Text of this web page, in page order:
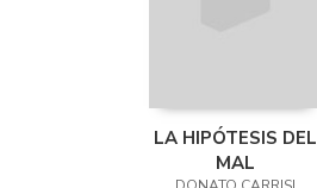
LA HIPÓTESIS DEL
MAL